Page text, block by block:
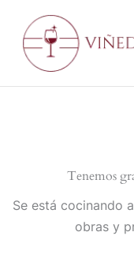
contenido
Tenemos
Se está cocinando
obras y